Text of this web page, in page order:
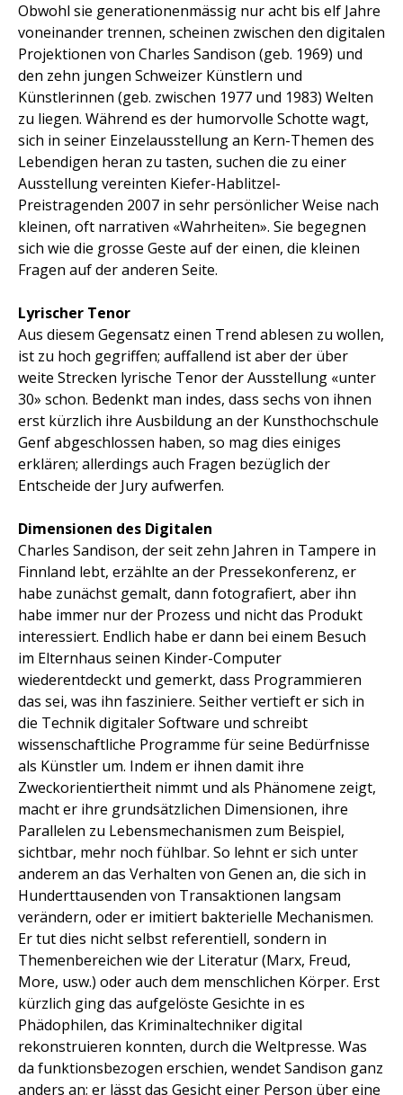
Obwohl sie generationenmässig nur acht bis elf Jahre
voneinander trennen, scheinen zwischen den digitalen
Projektionen von Charles Sandison (geb. 1969) und
den zehn jungen Schweizer Künstlern und
Künstlerinnen (geb. zwischen 1977 und 1983) Welten
zu liegen. Während es der humorvolle Schotte wagt,
sich in seiner Einzelausstellung an Kern-Themen des
Lebendigen heran zu tasten, suchen die zu einer
Ausstellung vereinten Kiefer-Hablitzel-
Preistragenden 2007 in sehr persönlicher Weise nach
kleinen, oft narrativen «Wahrheiten». Sie begegnen
sich wie die grosse Geste auf der einen, die kleinen
Fragen auf der anderen Seite.
Lyrischer Tenor
Aus diesem Gegensatz einen Trend ablesen zu wollen,
ist zu hoch gegriffen; auffallend ist aber der über
weite Strecken lyrische Tenor der Ausstellung «unter
30» schon. Bedenkt man indes, dass sechs von ihnen
erst kürzlich ihre Ausbildung an der Kunsthochschule
Genf abgeschlossen haben, so mag dies einiges
erklären; allerdings auch Fragen bezüglich der
Entscheide der Jury aufwerfen.
Dimensionen des Digitalen
Charles Sandison, der seit zehn Jahren in Tampere in
Finnland lebt, erzählte an der Pressekonferenz, er
habe zunächst gemalt, dann fotografiert, aber ihn
habe immer nur der Prozess und nicht das Produkt
interessiert. Endlich habe er dann bei einem Besuch
im Elternhaus seinen Kinder-Computer
wiederentdeckt und gemerkt, dass Programmieren
das sei, was ihn fasziniere. Seither vertieft er sich in
die Technik digitaler Software und schreibt
wissenschaftliche Programme für seine Bedürfnisse
als Künstler um. Indem er ihnen damit ihre
Zweckorientiertheit nimmt und als Phänomene zeigt,
macht er ihre grundsätzlichen Dimensionen, ihre
Parallelen zu Lebensmechanismen zum Beispiel,
sichtbar, mehr noch fühlbar. So lehnt er sich unter
anderem an das Verhalten von Genen an, die sich in
Hunderttausenden von Transaktionen langsam
verändern, oder er imitiert bakterielle Mechanismen.
Er tut dies nicht selbst referentiell, sondern in
Themenbereichen wie der Literatur (Marx, Freud,
More, usw.) oder auch dem menschlichen Körper. Erst
kürzlich ging das aufgelöste Gesichte in es
Phädophilen, das Kriminaltechniker digital
rekonstruieren konnten, durch die Weltpresse. Was
da funktionsbezogen erschien, wendet Sandison ganz
anders an; er lässt das Gesicht einer Person über eine